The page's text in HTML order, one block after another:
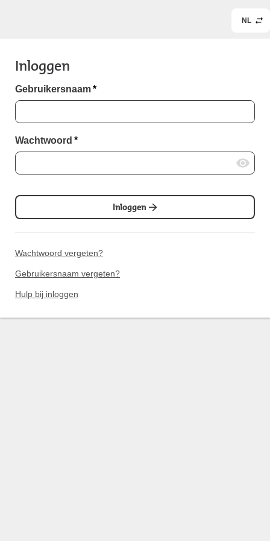
NL
Inloggen
Gebruikersnaam*
Wachtwoord *
Inloggen
Wachtwoord vergeten?
Gebruikersnaam vergeten?
Hulp bij inloggen